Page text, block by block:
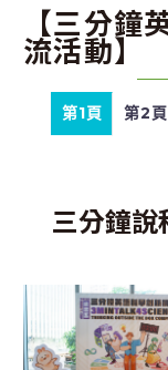
【三分鐘
流活動】
第1頁 第2頁
三分鐘說